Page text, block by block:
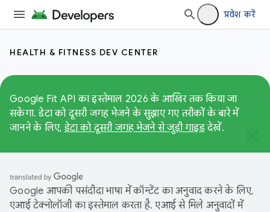
प्रवेश करें
HEALTH & FITNESS DEV CENTER
Google Fit API का इस्तेमाल 2026 के आखिर तक किया जा
सकेगा. डेटा को दूसरी जगह भेजने के सुझाए गए तरीकों के बारे में
जानने के लिए,डेटा को दूसरी जगह भेजने से जुड़ी गाइडदेखें.
Google आपकी पसंदीदा भाषा में कॉन्टेंट का अनुवाद करने के लिए,
एआई टेक्नोलॉजी का इस्तेमाल करता है. एआई से मिले अनुवादों में